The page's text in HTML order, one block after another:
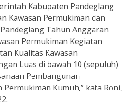
Kabupaten Pandeglang
Kawasan Permukiman dan
Tahun Anggaran
Permukiman Kegiatan
Kualitas Kawasan
Luas di bawah 10 (sepuluh)
Pembangunan
Kumuh,” kata Roni,